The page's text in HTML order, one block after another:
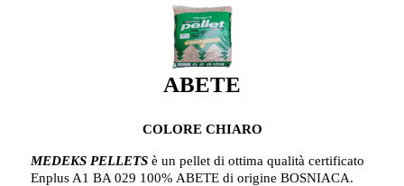
ABETE
COLORE CHIARO
MEDEKS PELLETSè un pellet di ottima qualità certificato
Enplus A1 BA 029 100% ABETE di origine BOSNIACA.